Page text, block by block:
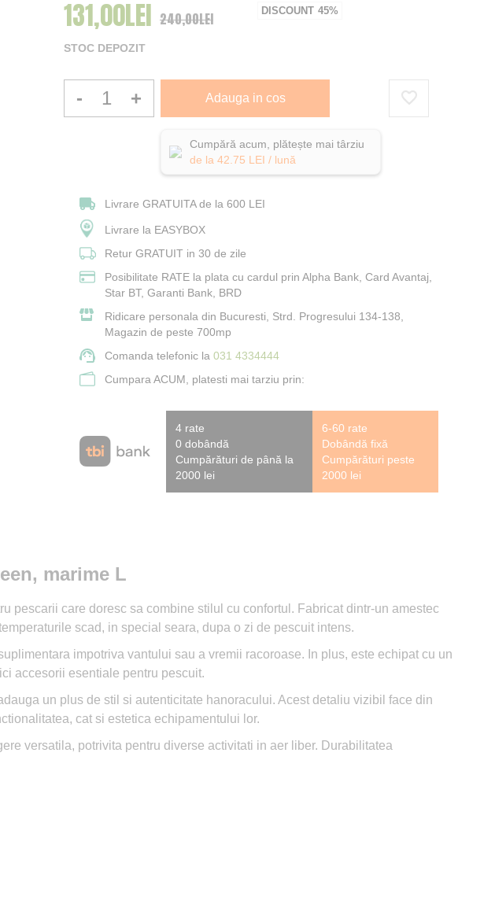
240,00LEI
Pret Special
131,00LEI
STOC DEPOZIT
DISCOUNT 45%
- + Adauga in cos
Cumpără acum, plătește mai târziu
de la 42.75 LEI / lună
Livrare GRATUITA de la 600 LEI
Livrare la EASYBOX
Retur GRATUIT in 30 de zile
Posibilitate RATE la plata cu cardul prin Alpha Bank, Card Avantaj,
Star BT, Garanti Bank, BRD
Ridicare personala din Bucuresti, Strd. Progresului 134-138,
Magazin de peste 700mp
Comanda telefonic la 031 4334444
Cumpara ACUM, platesti mai tarziu prin:
4 rate
0 dobândă
Cumpărături de până la
2000 lei
6-60 rate
Dobândă fixă
Cumpărături peste
2000 lei
marime L
pescarii care doresc sa combine stilul cu confortul. Fabricat dintr-un amestec
scad, in special seara, dupa o zi de pescuit intens.
impotriva vantului sau a vremii racoroase. In plus, este echipat cu un
accesorii esentiale pentru pescuit.
un plus de stil si autenticitate hanoracului. Acest detaliu vizibil face din
cat si estetica echipamentului lor.
versatila, potrivita pentru diverse activitati in aer liber. Durabilitatea